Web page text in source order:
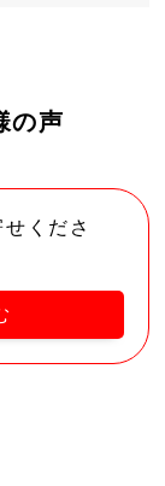
の声
くださ